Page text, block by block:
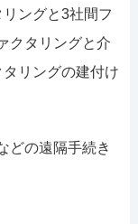
ングと3社間フ
クタリングと介
リングの建付け
どの遠隔手続き